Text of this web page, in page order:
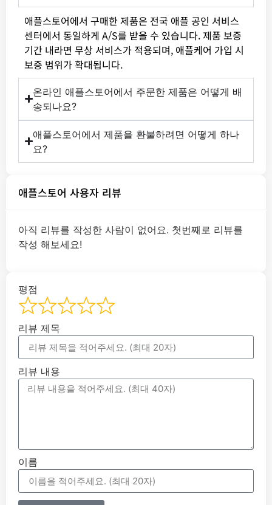
애플스토어에서 구매한 제품은 전국 애플 공인 서비스
센터에서 동일하게 A/S를 받을 수 있습니다. 제품 보증
기간 내라면 무상 서비스가 적용되며, 애플케어 가입 시
보증 범위가 확대됩니다.
온라인 애플스토어에서 주문한 제품은 어떻게 배
송되나요?
애플스토어에서 제품을 환불하려면 어떻게 하나
요?
애플스토어 사용자 리뷰
아직 리뷰를 작성한 사람이 없어요. 첫번째로 리뷰를
작성 해보세요!
평점
리뷰 제목
리뷰 내용
이름